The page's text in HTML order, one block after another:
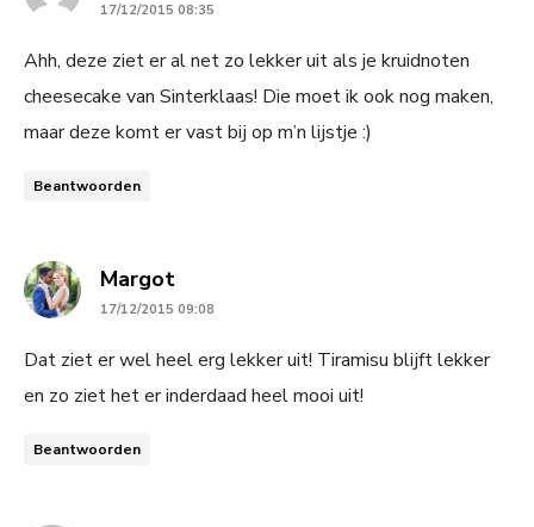
17/12/2015 08:35
Ahh, deze ziet er al net zo lekker uit als je kruidnoten
cheesecake van Sinterklaas! Die moet ik ook nog maken,
maar deze komt er vast bij op m’n lijstje :)
Beantwoorden
Margotsays:
17/12/2015 09:08
Dat ziet er wel heel erg lekker uit! Tiramisu blijft lekker
en zo ziet het er inderdaad heel mooi uit!
Beantwoorden